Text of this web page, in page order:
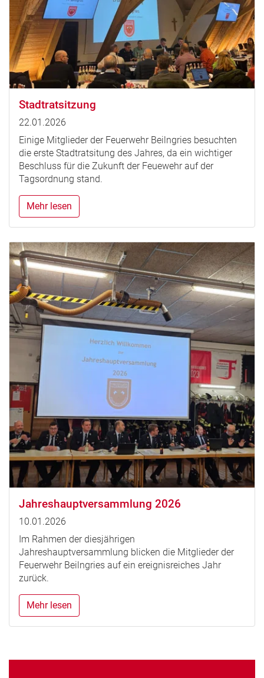
Stadtratsitzung
22.01.2026
Einige Mitglieder der Feuerwehr Beilngries besuchten
die erste Stadtratsitung des Jahres, da ein wichtiger
Beschluss für die Zukunft der Feuewehr auf der
Tagsordnung stand.
Mehr lesen
Jahreshauptversammlung 2026
10.01.2026
Im Rahmen der diesjährigen
Jahreshauptversammlung blicken die Mitglieder der
Feuerwehr Beilngries auf ein ereignisreiches Jahr
zurück.
Mehr lesen